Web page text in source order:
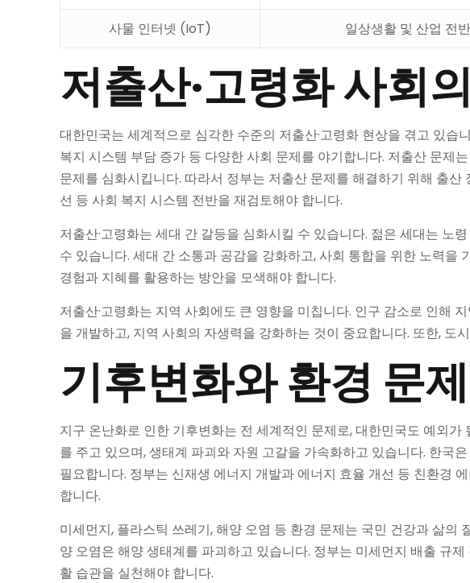
사물 인터넷 (IoT) 일상생활 및 산업 전
저출산·고령화 사회
대한민국는 세계적으로 심각한 수준의 저출산·고령화 현상을 겪고 있
복지 시스템 부담 증가 등 다양한 사회 문제를 야기합니다. 저출산 문제
문제를 심화시킵니다. 따라서 정부는 저출산 문제를 해결하기 위해 출
선 등 사회 복지 시스템 전반을 재검토해야 합니다.
저출산·고령화는 세대 간 갈등을 심화시킬 수 있습니다. 젊은 세대는
수 있습니다. 세대 간 소통과 공감을 강화하고, 사회 통합을 위한 노력
경험과 지혜를 활용하는 방안을 모색해야 합니다.
저출산·고령화는 지역 사회에도 큰 영향을 미칩니다. 인구 감소로 인해
을 개발하고, 지역 사회의 자생력을 강화하는 것이 중요합니다. 또한,
기후변화와 환경 문
지구 온난화로 인한 기후변화는 전 세계적인 문제로, 대한민국도 예외
를 주고 있으며, 생태계 파괴와 자원 고갈을 가속화하고 있습니다. 한국
필요합니다. 정부는 신재생 에너지 개발과 에너지 효율 개선 등 친환경
합니다.
미세먼지, 플라스틱 쓰레기, 해양 오염 등 환경 문제는 국민 건강과 삶
양 오염은 해양 생태계를 파괴하고 있습니다. 정부는 미세먼지 배출 규
활 습관을 실천해야 합니다.